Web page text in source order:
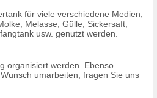
für viele verschiedene Medien,
Melasse, Gülle, Sickersaft,
usw. genutzt werden.
organisiert werden. Ebenso
umarbeiten, fragen Sie uns